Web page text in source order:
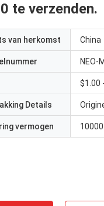
te verzenden.
van herkomst China
NEO-
$1.00
Details
vermogen